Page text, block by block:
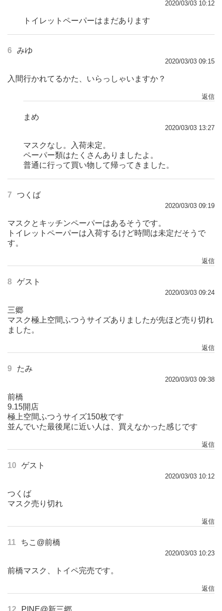
2020/03/03 10:12
トイレットペーパーはまだあります
6 みゆ
2020/03/03 09:15
入間行かれてるかた、いらっしゃいますか？
返信
まめ
2020/03/03 13:27
マスクなし。入荷未定。
ペーパー類はたくさんありましたよ。
普通に行って買い物して帰ってきました。
7 つくば
2020/03/03 09:19
マスクとキッチンペーパーはあるそうです。
トイレットペーパーは入荷するけど時間は未定だそうで
す。
返信
8 ゲスト
2020/03/03 09:24
三郷
マスク極上空間ふつうサイズありましたが先ほど売り切れ
ました。
返信
9 たみ
2020/03/03 09:38
前橋
9.15開店
極上空間ふつうサイズ150枚です
並んでいた最後尾に近い人は、買えなかった感じです
返信
10 ゲスト
2020/03/03 10:12
つくば
マスク売り切れ
返信
11 ちこ@前橋
2020/03/03 10:23
前橋マスク、トイペ完売です。
返信